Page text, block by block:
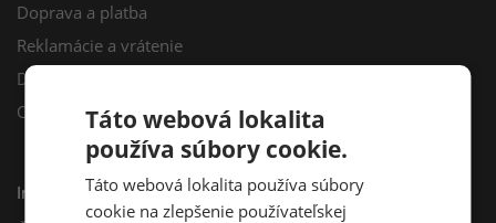
Doprava a platba
Reklamácie a vrátenie
Darčekový poukaz
Odberné miesta
Informácie
Táto webová lokalita
používa súbory cookie.
Táto webová lokalita používa súbory
cookie na zlepšenie používateľskej